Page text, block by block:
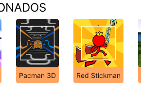
Pacman 3D Red Stickman